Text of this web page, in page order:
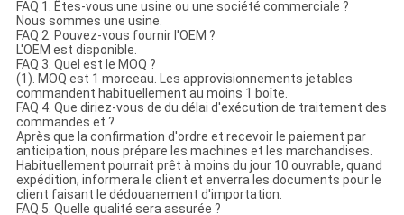
FAQ 1. Êtes-vous une usine ou une société commerciale ?
Nous sommes une usine.
FAQ 2. Pouvez-vous fournir l'OEM ?
L'OEM est disponible.
FAQ 3. Quel est le MOQ ?
(1). MOQ est 1 morceau. Les approvisionnements jetables
commandent habituellement au moins 1 boîte.
FAQ 4. Que diriez-vous de du délai d'exécution de traitement des
commandes et ?
Après que la confirmation d'ordre et recevoir le paiement par
anticipation, nous prépare les machines et les marchandises.
Habituellement pourrait prêt à moins du jour 10 ouvrable, quand
expédition, informera le client et enverra les documents pour le
client faisant le dédouanement d'importation.
FAQ 5. Quelle qualité sera assurée ?